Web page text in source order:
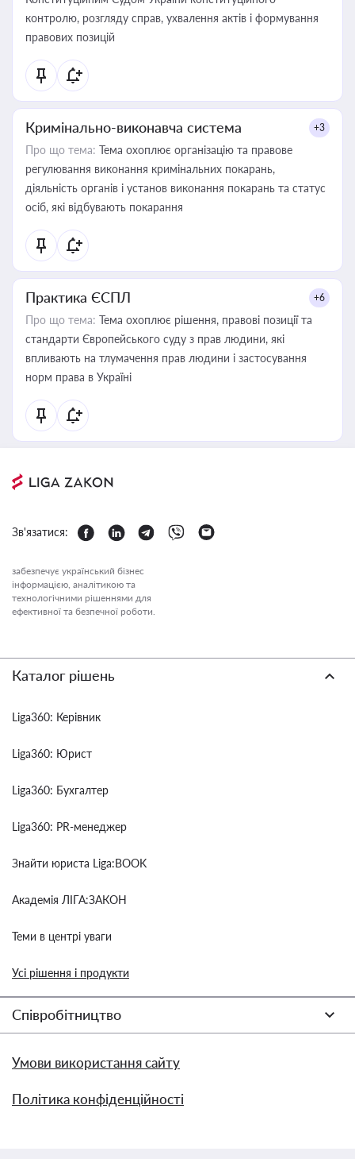
контролю, розгляду справ, ухвалення актів і формування
правових позицій
Кримінально-виконавча система +3
Про що тема: Тема охоплює організацію та правове
регулювання виконання кримінальних покарань,
діяльність органів і установ виконання покарань та статус
осіб, які відбувають покарання
Практика ЄСПЛ +6
Про що тема: Тема охоплює рішення, правові позиції та
стандарти Європейського суду з прав людини, які
впливають на тлумачення прав людини і застосування
норм права в Україні
Зв'язатися:
забезпечує український бізнес
інформацією, аналітикою та
технологічними рішеннями для
ефективної та безпечної роботи.
Каталог рішень
Liga360: Керівник
Liga360: Юрист
Liga360: Бухгалтер
Liga360: PR-менеджер
Знайти юриста Liga:BOOK
Академія ЛІГА:ЗАКОН
Теми в центрі уваги
Усі рішення і продукти
Співробітництво
Умови використання сайту
Політика конфіденційності